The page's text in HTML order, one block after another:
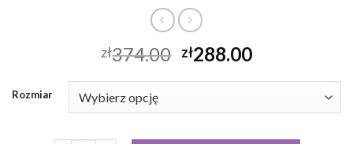
zł374.00 zł288.00
Rozmiar